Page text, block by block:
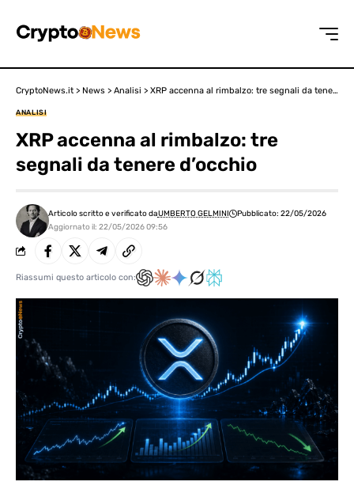
CryptoNews.it > News > Analisi > XRP accenna al rimbalzo: tre segnali da tenere d’occhio
ANALISI
XRP accenna al rimbalzo: tre
segnali da tenere d’occhio
Aggiornato il: 22/05/2026 09:56
Articolo scritto e verificato daUMBERTO GELMINI Pubblicato: 22/05/2026
Riassumi questo articolo con: